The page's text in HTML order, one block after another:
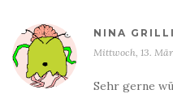
NINA GRILLI
Mittwoch, 13.
Sehr gerne